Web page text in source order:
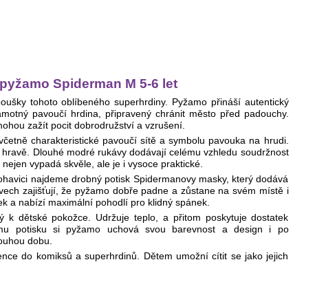
Spiderman M 5-6 let
tohoto oblíbeného superhrdiny. Pyžamo přináší autentický
pavoučí hrdina, připravený chránit město před padouchy.
zažít pocit dobrodružství a vzrušení.
charakteristické pavoučí sítě a symbolu pavouka na hrudi.
Dlouhé modré rukávy dodávají celému vzhledu soudržnost
vypadá skvěle, ale je i vysoce praktické.
najdeme drobný potisk Spidermanovy masky, který dodává
zajišťují, že pyžamo dobře padne a zůstane na svém místě i
a nabízí maximální pohodlí pro klidný spánek.
dětské pokožce. Udržuje teplo, a přitom poskytuje dostatek
potisku si pyžamo uchová svou barevnost a design i po
dobu.
do komiksů a superhrdinů. Dětem umožní cítit se jako jejich